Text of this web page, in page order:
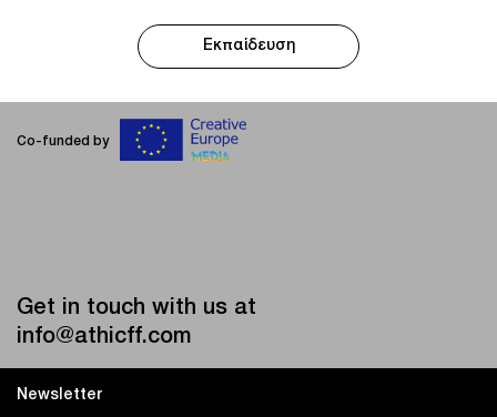
Εκπαίδευση
Co-funded by
Get in touch with us at
info@athicff.com
Newsletter